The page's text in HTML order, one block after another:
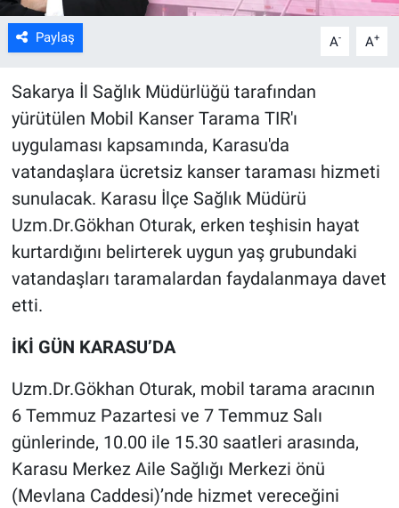
Paylaş A- A+
Sakarya İl Sağlık Müdürlüğü tarafından
yürütülen Mobil Kanser Tarama TIR'ı
uygulaması kapsamında, Karasu'da
vatandaşlara ücretsiz kanser taraması hizmeti
sunulacak. Karasu İlçe Sağlık Müdürü
Uzm.Dr.Gökhan Oturak, erken teşhisin hayat
kurtardığını belirterek uygun yaş grubundaki
vatandaşları taramalardan faydalanmaya davet
etti.
İKİ GÜN KARASU’DA
Uzm.Dr.Gökhan Oturak, mobil tarama aracının
6 Temmuz Pazartesi ve 7 Temmuz Salı
günlerinde, 10.00 ile 15.30 saatleri arasında,
Karasu Merkez Aile Sağlığı Merkezi önü
(Mevlana Caddesi)’nde hizmet vereceğini